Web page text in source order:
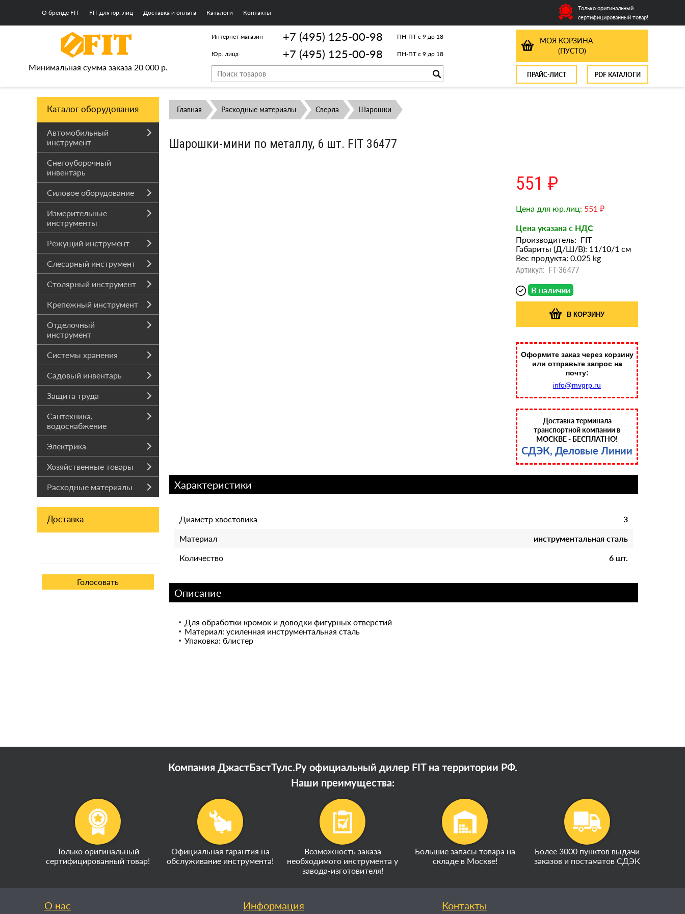
О бренде FIT FIT для юр. лиц Доставка и оплата Каталоги Контакты
Только оригинальный
сертифицированный товар!
Минимальная сумма заказа 20 000 р.
Интернет магазин +7 (495) 125-00-98 ПН-ПТ с 9 до 18
Юр. лица +7 (495) 125-00-98 ПН-ПТ с 9 до 18
МОЯ КОРЗИНА
(ПУСТО)
ПРАЙС-ЛИСТ PDF КАТАЛОГИ
Каталог оборудования
Автомобильный
инструмент
Снегоуборочный
инвентарь
Силовое оборудование
Измерительные
инструменты
Режущий инструмент
Слесарный инструмент
Столярный инструмент
Крепежный инструмент
Отделочный
инструмент
Системы хранения
Садовый инвентарь
Защита труда
Сантехника,
водоснабжение
Электрика
Хозяйственные товары
Расходные материалы
Доставка
Главная Расходные материалы Сверла Шарошки
Шарошки-мини по металлу, 6 шт. FIT 36477
551 ₽
Цена для юр.лиц: 551 ₽
Цена указана с НДС
Производитель: FIT
Габариты (Д/Ш/В): 11/10/1 см
Вес продукта: 0.025 kg
Артикул: FT-36477
В наличии
В КОРЗИНУ
Оформите заказ через корзину
или отправьте запрос на
почту:
info@mvgrp.ru
Доставка терминала
транспортной компании в
МОСКВЕ - БЕСПЛАТНО!
СДЭК, Деловые Линии
Характеристики
Диаметр хвостовика
3
Материал
инструментальная сталь
Количество
6 шт.
Описание
Для обработки кромок и доводки фигурных отверстий
Материал: усиленная инструментальная сталь
Упаковка: блистер
Компания ДжастБэстТулс.Ру официальный дилер FIT на территории РФ.
Наши преимущества:
Только оригинальный
сертифицированный товар!
Официальная гарантия на
обслуживание инструмента!
Возможность заказа
необходимого инструмента у
завода-изготовителя!
Большие запасы товара на
складе в Москве!
Более 3000 пунктов выдачи
заказов и постаматов СДЭК
О нас Информация Контакты